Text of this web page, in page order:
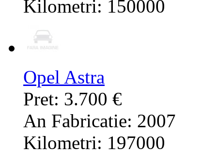
Kilometri: 150000
Opel Astra
Pret: 3.700 €
An Fabricatie: 2007
Kilometri: 197000